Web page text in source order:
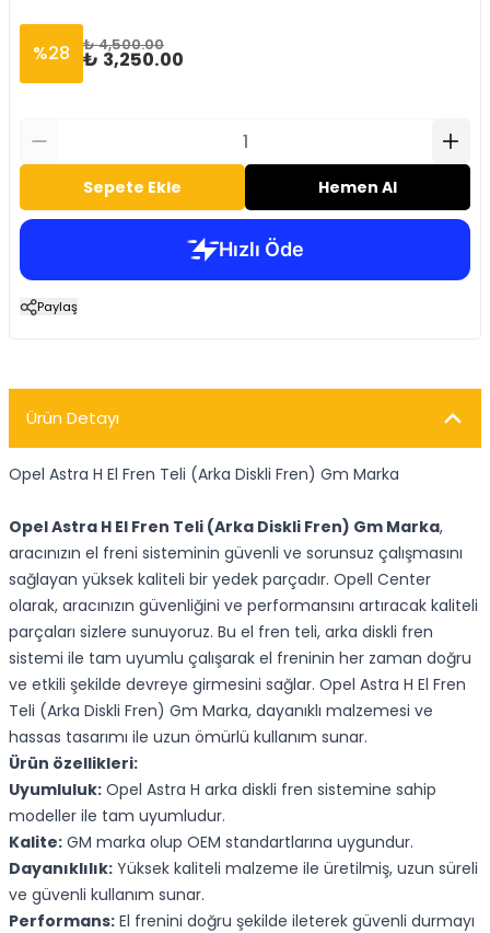
%28 ₺ 4,500.00
₺ 3,250.00
Sepete Ekle Hemen Al
Paylaş
Ürün Detayı
Opel Astra H El Fren Teli (Arka Diskli Fren) Gm Marka
Opel Astra H El Fren Teli (Arka Diskli Fren) Gm Marka,
aracınızın el freni sisteminin güvenli ve sorunsuz çalışmasını
sağlayan yüksek kaliteli bir yedek parçadır. Opell Center
olarak, aracınızın güvenliğini ve performansını artıracak kaliteli
parçaları sizlere sunuyoruz. Bu el fren teli, arka diskli fren
sistemi ile tam uyumlu çalışarak el freninin her zaman doğru
ve etkili şekilde devreye girmesini sağlar. Opel Astra H El Fren
Teli (Arka Diskli Fren) Gm Marka, dayanıklı malzemesi ve
hassas tasarımı ile uzun ömürlü kullanım sunar.
Ürün özellikleri:
Uyumluluk: Opel Astra H arka diskli fren sistemine sahip
modeller ile tam uyumludur.
Kalite: GM marka olup OEM standartlarına uygundur.
Dayanıklılık: Yüksek kaliteli malzeme ile üretilmiş, uzun süreli
ve güvenli kullanım sunar.
Performans: El frenini doğru şekilde ileterek güvenli durmayı